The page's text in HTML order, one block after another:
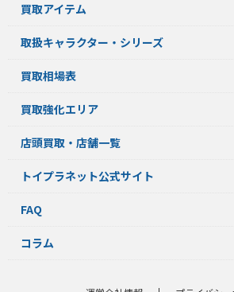
買取アイテム
取扱キャラクター・シリーズ
買取相場表
買取強化エリア
店頭買取・店舗一覧
トイプラネット公式サイト
FAQ
コラム